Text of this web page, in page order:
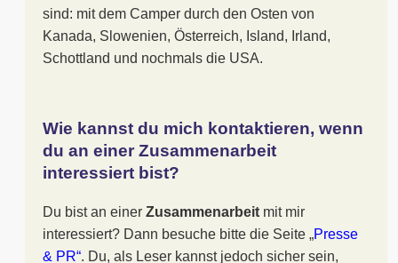
sind: mit dem Camper durch den Osten von
Kanada, Slowenien, Österreich, Island, Irland,
Schottland und nochmals die USA.
Wie kannst du mich kontaktieren, wenn
du an einer Zusammenarbeit
interessiert bist?
Du bist an einer Zusammenarbeit mit mir
interessiert? Dann besuche bitte die Seite „Presse
& PR“. Du, als Leser kannst jedoch sicher sein,